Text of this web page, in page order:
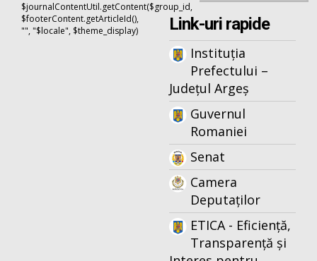
$journalContentUtil.getContent($group_id,
$footerContent.getArticleId(),
"", "$locale", $theme_display)
Link-uri rapide
Instituția
Prefectului –
Județul Argeș
Guvernul
Romaniei
Senat
Camera
Deputaților
ETICA - Eficiență,
Transparență și